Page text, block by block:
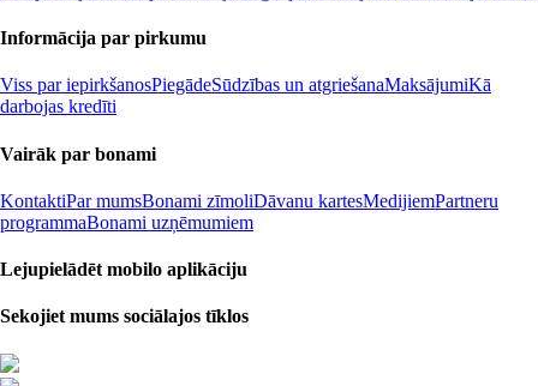
Informācija par pirkumu
Viss par iepirkšanosPiegādeSūdzības un atgriešanaMaksājumiKā
darbojas kredīti
Vairāk par bonami
KontaktiPar mumsBonami zīmoliDāvanu kartesMedijiemPartneru
programmaBonami uzņēmumiem
Lejupielādēt mobilo aplikāciju
Sekojiet mums sociālajos tīklos